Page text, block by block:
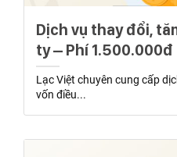
Dịch vụ thay đổi,
ty – Phí 1.500.000đ
Lạc Việt chuyên cung cấp
vốn điều...